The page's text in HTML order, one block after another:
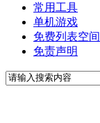
常用工具
单机游戏
免费列表空间
免责声明